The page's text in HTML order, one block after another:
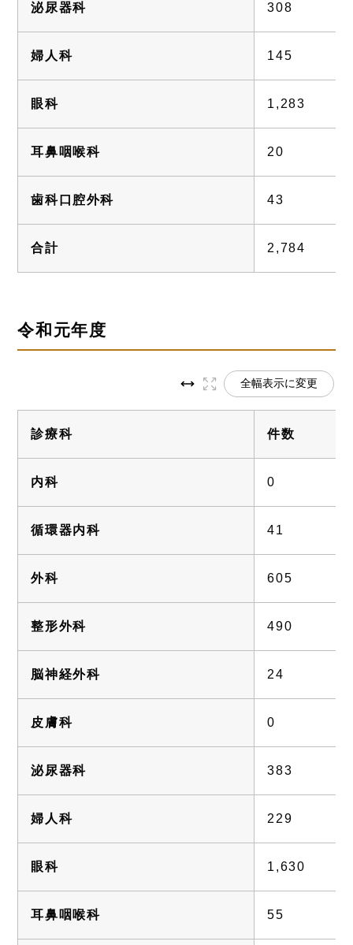
泌尿器科 308
婦人科 145
眼科 1,283
耳鼻咽喉科 20
歯科口腔外科 43
合計 2,784
令和元年度
全幅表示に変更
診療科 件数
内科 0
循環器内科 41
外科 605
整形外科 490
脳神経外科 24
皮膚科 0
泌尿器科 383
婦人科 229
眼科 1,630
耳鼻咽喉科 55